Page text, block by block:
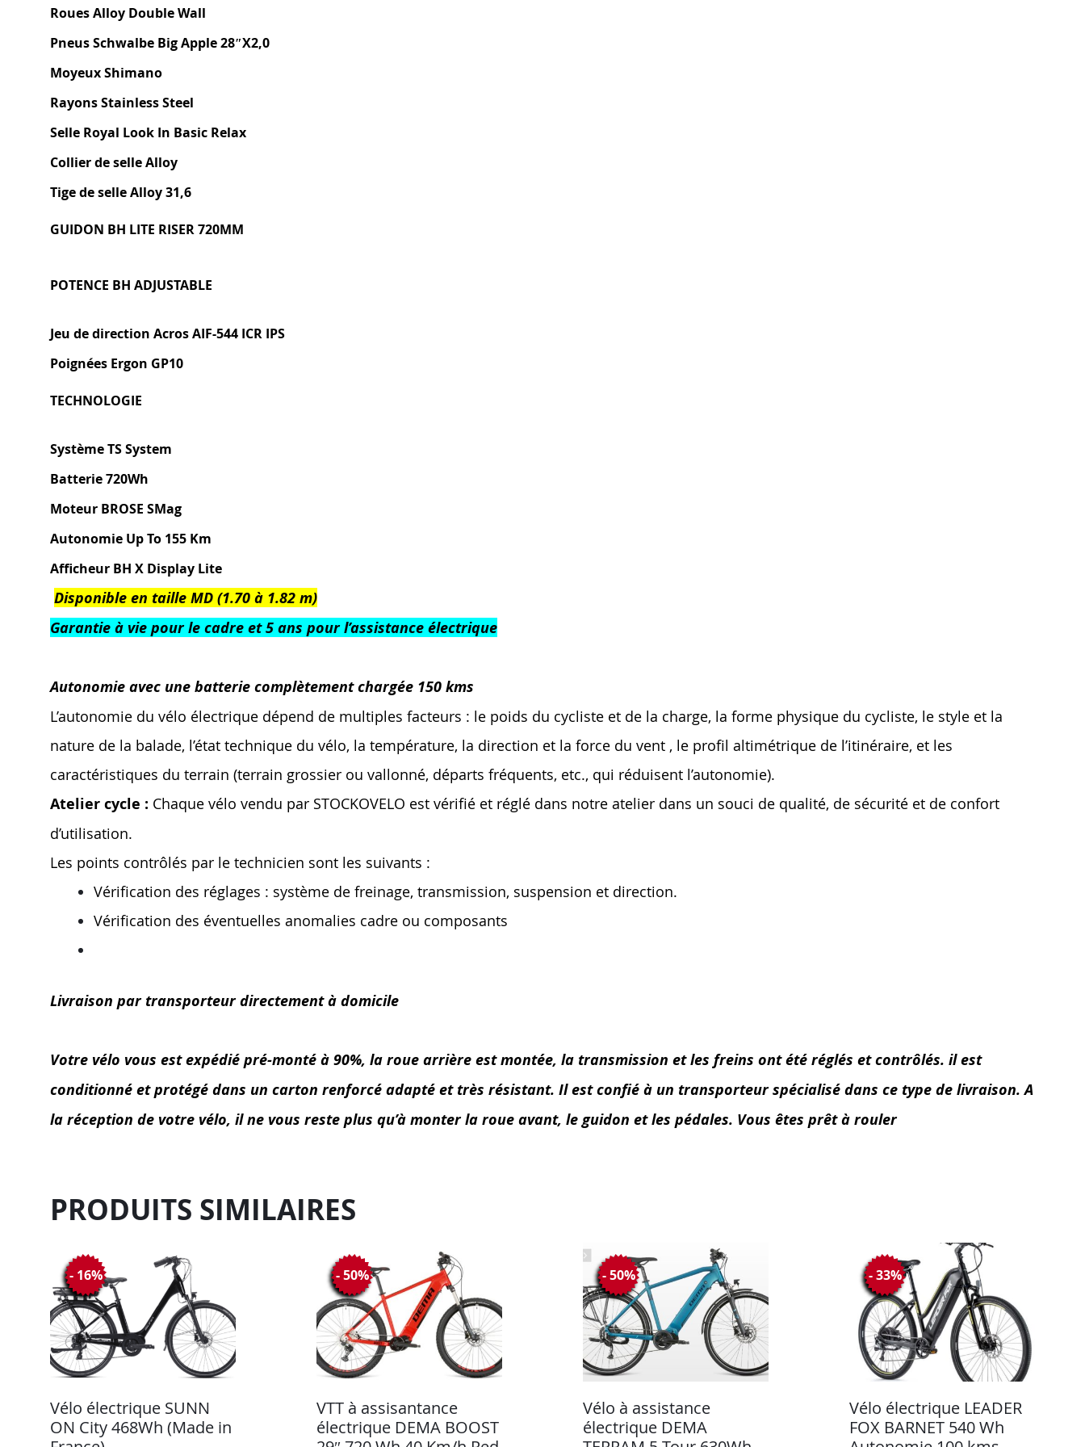
Roues Alloy Double Wall
Pneus Schwalbe Big Apple 28″X2,0
Moyeux Shimano
Rayons Stainless Steel
Selle Royal Look In Basic Relax
Collier de selle Alloy
Tige de selle Alloy 31,6
GUIDON BH LITE RISER 720MM
POTENCE BH ADJUSTABLE
Jeu de direction Acros AIF-544 ICR IPS
Poignées Ergon GP10
TECHNOLOGIE
Système TS System
Batterie 720Wh
Moteur BROSE SMag
Autonomie Up To 155 Km
Afficheur BH X Display Lite
Disponible en taille MD (1.70 à 1.82 m)
Garantie à vie pour le cadre et 5 ans pour l’assistance électrique
Autonomie avec une batterie complètement chargée 150 kms
L’autonomie du vélo électrique dépend de multiples facteurs : le poids du cycliste et de la charge, la forme physique du cycliste, le style et la
nature de la balade, l’état technique du vélo, la température, la direction et la force du vent , le profil altimétrique de l’itinéraire, et les
caractéristiques du terrain (terrain grossier ou vallonné, départs fréquents, etc., qui réduisent l’autonomie).
Atelier cycle : Chaque vélo vendu par STOCKOVELO est vérifié et réglé dans notre atelier dans un souci de qualité, de sécurité et de confort
d’utilisation.
Les points contrôlés par le technicien sont les suivants :
Vérification des réglages : système de freinage, transmission, suspension et direction.
Vérification des éventuelles anomalies cadre ou composants
Livraison par transporteur directement à domicile
Votre vélo vous est expédié pré-monté à 90%, la roue arrière est montée, la transmission et les freins ont été réglés et contrôlés. il est
conditionné et protégé dans un carton renforcé adapté et très résistant. Il est confié à un transporteur spécialisé dans ce type de livraison. A
la réception de votre vélo, il ne vous reste plus qu’à monter la roue avant, le guidon et les pédales. Vous êtes prêt à rouler
PRODUITS SIMILAIRES
Vélo électrique SUNN
ON City 468Wh (Made in
- 16%
VTT à assisantance
électrique DEMA BOOST
- 50%
Vélo à assistance
électrique DEMA
- 50%
Vélo électrique LEADER
FOX BARNET 540 Wh
- 33%